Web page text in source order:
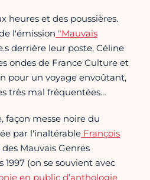
heures et des poussières.
l'émission "Mauvais
derrière leur poste, Céline
ondes de France Culture et
pour un voyage envoûtant,
très mal fréquentées…
façon messe noire du
par l'inaltérable François
Mauvais Genres
(on se souvient avec
en public d’anthologie